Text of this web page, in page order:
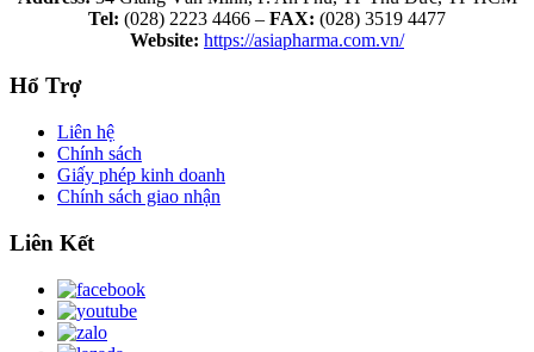
Tel: (028) 2223 4466 – FAX: (028) 3519 4477
Website: https://asiapharma.com.vn/
Hổ Trợ
Liên hệ
Chính sách
Giấy phép kinh doanh
Chính sách giao nhận
Liên Kết